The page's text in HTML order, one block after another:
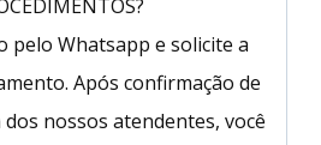
pelo Whatsapp e solicite a
Após confirmação de
nossos atendentes, você